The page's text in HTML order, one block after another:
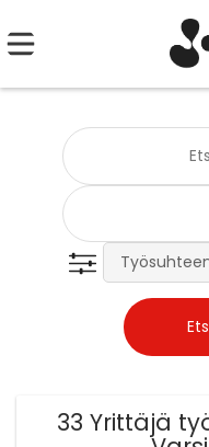
33 Yrittäjä